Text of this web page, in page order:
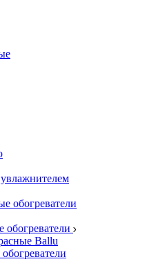
обогреватели
Ballu